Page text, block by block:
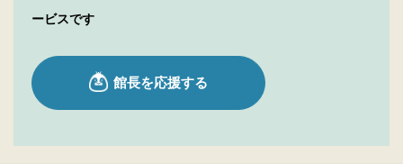
ービスです